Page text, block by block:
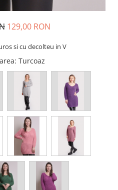
129,00 RON
si cu decolteu in V
: Turcoaz